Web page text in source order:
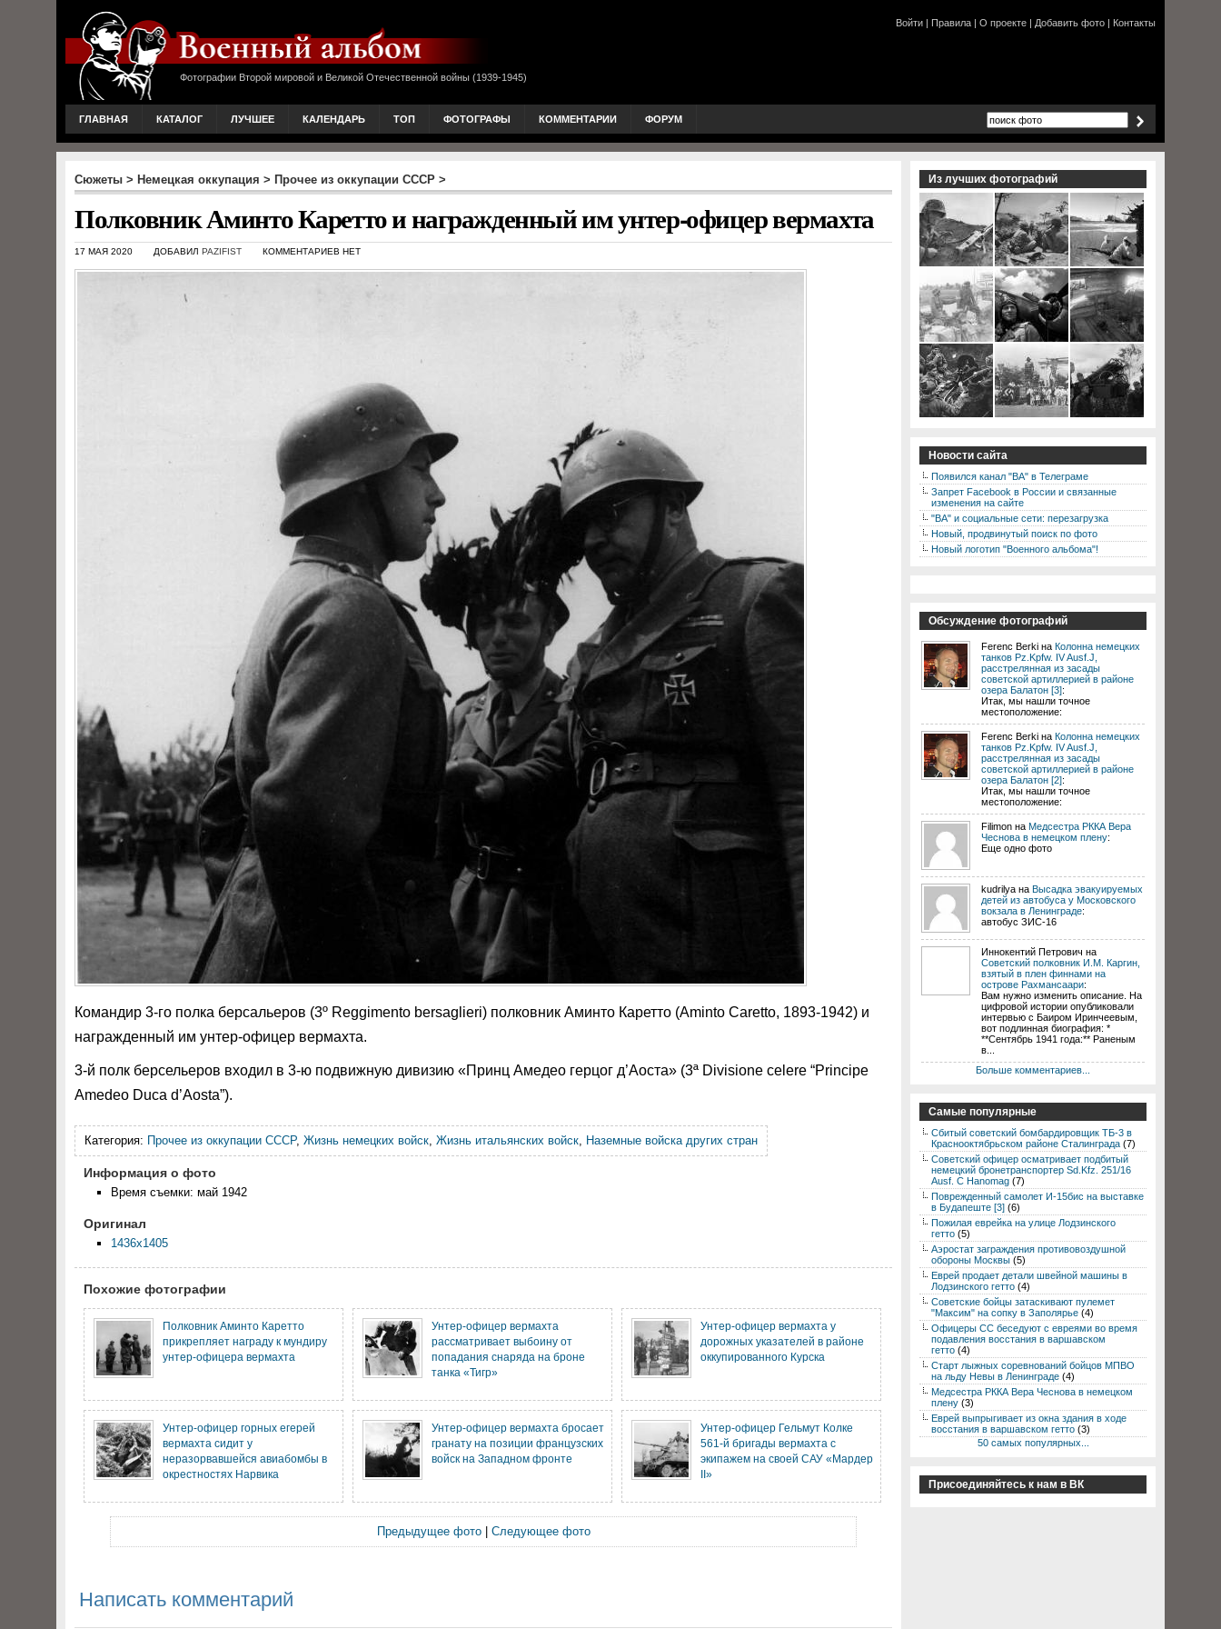
Фотографии Второй мировой и Великой Отечественной войны (1939-1945)
Войти | Правила | О проекте | Добавить фото | Контакты
ГЛАВНАЯ КАТАЛОГ ЛУЧШЕЕ КАЛЕНДАРЬ ТОП ФОТОГРАФЫ КОММЕНТАРИИ ФОРУМ
Сюжеты > Немецкая оккупация > Прочее из оккупации СССР >
Полковник Аминто Каретто и награжденный им унтер-офицер вермахта
17 МАЯ 2020 ДОБАВИЛ PAZIFIST КОММЕНТАРИЕВ НЕТ
Командир 3-го полка берсальеров (3º Reggimento bersaglieri) полковник Аминто Каретто (Aminto Caretto, 1893-1942) и
награжденный им унтер-офицер вермахта.
3-й полк берсельеров входил в 3-ю подвижную дивизию «Принц Амедео герцог д’Аоста» (3ª Divisione celere “Principe
Amedeo Duca d’Aosta”).
Категория: Прочее из оккупации СССР, Жизнь немецких войск, Жизнь итальянских войск, Наземные войска других стран
Информация о фото
Время съемки: май 1942
Оригинал
1436x1405
Похожие фотографии
Полковник Аминто Каретто
прикрепляет награду к мундиру
унтер-офицера вермахта
Унтер-офицер вермахта
рассматривает выбоину от
попадания снаряда на броне
танка «Тигр»
Унтер-офицер вермахта у
дорожных указателей в районе
оккупированного Курска
Унтер-офицер горных егерей
вермахта сидит у
неразорвавшейся авиабомбы в
окрестностях Нарвика
Унтер-офицер вермахта бросает
гранату на позиции французских
войск на Западном фронте
Унтер-офицер Гельмут Колке
561-й бригады вермахта с
экипажем на своей САУ «Мардер
II»
Предыдущее фото| Следующее фото
Написать комментарий
Из лучших фотографий
Новости сайта
Появился канал "ВА" в Телеграме
Запрет Facebook в России и связанные
изменения на сайте
"ВА" и социальные сети: перезагрузка
Новый, продвинутый поиск по фото
Новый логотип "Военного альбома"!
Обсуждение фотографий
Ferenc Berki на Колонна немецких
танков Pz.Kpfw. IV Ausf.J,
расстрелянная из засады
советской артиллерией в районе
озера Балатон [3]:
Итак, мы нашли точное
местоположение:
Ferenc Berki на Колонна немецких
танков Pz.Kpfw. IV Ausf.J,
расстрелянная из засады
советской артиллерией в районе
озера Балатон [2]:
Итак, мы нашли точное
местоположение:
Filimon на Медсестра РККА Вера
Чеснова в немецком плену:
Еще одно фото
kudrilya на Высадка эвакуируемых
детей из автобуса у Московского
вокзала в Ленинграде:
автобус ЗИС-16
Иннокентий Петрович на
Советский полковник И.М. Каргин,
взятый в плен финнами на
острове Рахмансаари:
Вам нужно изменить описание. На
цифровой истории опубликовали
интервью с Баиром Иринчеевым,
вот подлинная биография: *
**Сентябрь 1941 года:** Раненым
в...
Больше комментариев...
Самые популярные
Сбитый советский бомбардировщик ТБ-3 в
Краснооктябрьском районе Сталинграда (7)
Советский офицер осматривает подбитый
немецкий бронетранспортер Sd.Kfz. 251/16
Ausf. C Hanomag (7)
Поврежденный самолет И-15бис на выставке
в Будапеште [3] (6)
Пожилая еврейка на улице Лодзинского
гетто (5)
Аэростат заграждения противовоздушной
обороны Москвы (5)
Еврей продает детали швейной машины в
Лодзинского гетто (4)
Советские бойцы затаскивают пулемет
"Максим" на сопку в Заполярье (4)
Офицеры СС беседуют с евреями во время
подавления восстания в варшавском
гетто (4)
Старт лыжных соревнований бойцов МПВО
на льду Невы в Ленинграде (4)
Медсестра РККА Вера Чеснова в немецком
плену (3)
Еврей выпрыгивает из окна здания в ходе
восстания в варшавском гетто (3)
50 самых популярных...
Присоединяйтесь к нам в ВК